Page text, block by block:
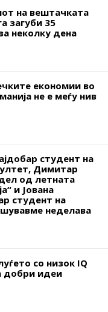
на вештачката
загуби 35
неколку дена
економии во
не е меѓу нив
студент на
Димитар
од летната
и Јована
студент на
неделава
со низок IQ
добри идеи